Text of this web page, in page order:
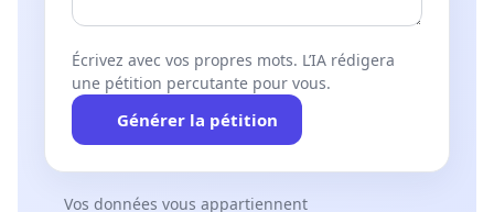
Écrivez avec vos propres mots. L’IA rédigera
une pétition percutante pour vous.
Générer la pétition
Vos données vous appartiennent